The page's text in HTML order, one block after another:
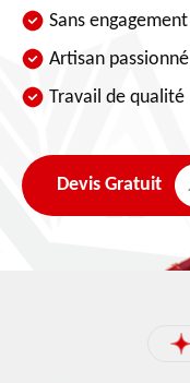
Sans engagement
Artisan passionné
Travail de qualité
Devis Gratuit